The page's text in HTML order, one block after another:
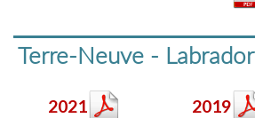
Terre-Neuve - Labrador
2021 2019